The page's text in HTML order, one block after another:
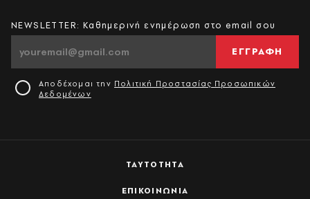
ΤΑΥΤΟΤΗΤΑ
ΕΠΙΚΟΙΝΩΝΙΑ
NEWSLETTER: Καθημερινή ενημέρωση στο email σου
ΕΓΓΡΑΦΗ
Αποδέχομαι την Πολιτική Προστασίας Προσωπικών
Δεδομένων